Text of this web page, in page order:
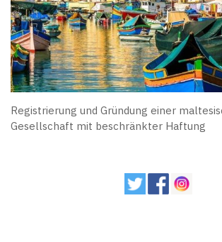
Registrierung und Gründung einer
Gesellschaft mit beschränkter Haftung